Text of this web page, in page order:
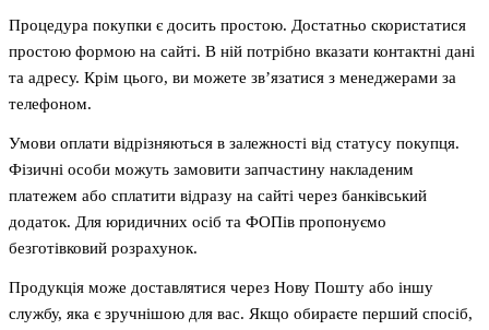
Процедура покупки є досить простою. Достатньо скористатися
простою формою на сайті. В ній потрібно вказати контактні дані
та адресу. Крім цього, ви можете зв’язатися з менеджерами за
телефоном.
Умови оплати відрізняються в залежності від статусу покупця.
Фізичні особи можуть замовити запчастину накладеним
платежем або сплатити відразу на сайті через банківський
додаток. Для юридичних осіб та ФОПів пропонуємо
безготівковий розрахунок.
Продукція може доставлятися через Нову Пошту або іншу
службу, яка є зручнішою для вас. Якщо обираєте перший спосіб,